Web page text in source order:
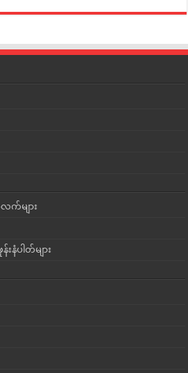
က်များ
နံပါတ်များ